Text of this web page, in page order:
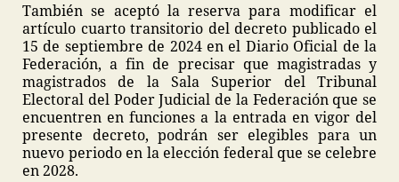
También se aceptó la reserva para modificar el
artículo cuarto transitorio del decreto publicado el
15 de septiembre de 2024 en el Diario Oficial de la
Federación, a fin de precisar que magistradas y
magistrados de la Sala Superior del Tribunal
Electoral del Poder Judicial de la Federación que se
encuentren en funciones a la entrada en vigor del
presente decreto, podrán ser elegibles para un
nuevo periodo en la elección federal que se celebre
en 2028.